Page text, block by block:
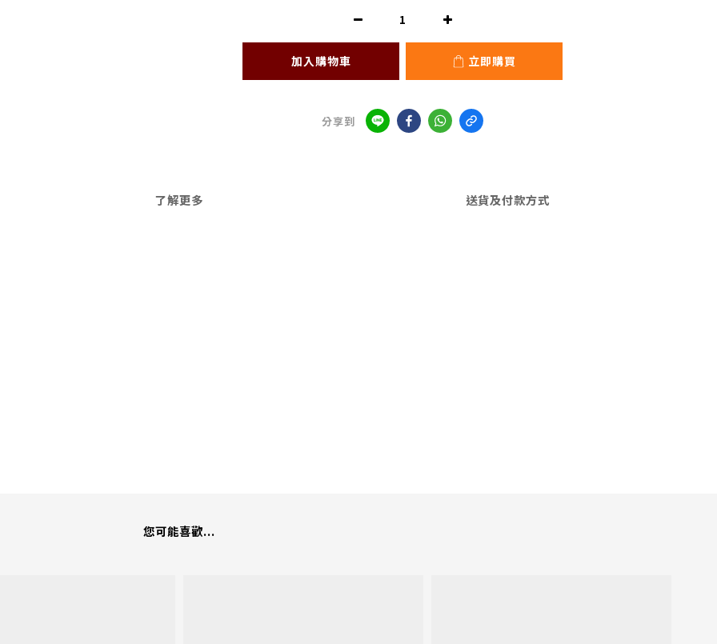
加入購物車 立即購買
分享到
了解更多 送貨及付款方式
您可能喜歡...